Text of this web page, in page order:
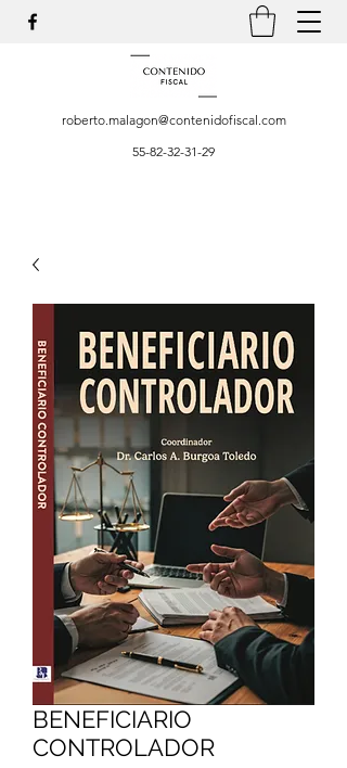
roberto.malagon@contenidofiscal.com
55-82-32-31-29
BENEFICIARIO
CONTROLADOR